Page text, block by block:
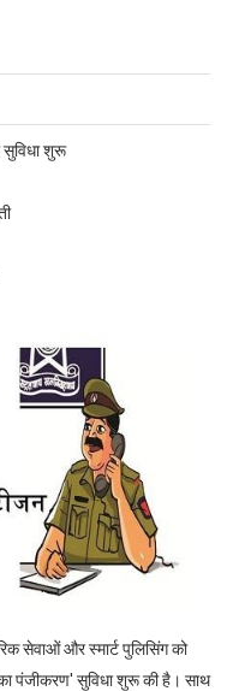
सुविधा शुरू
सेवाओं और स्मार्ट पुलिसिंग को
का पंजीकरण' सुविधा शुरू की है। साथ